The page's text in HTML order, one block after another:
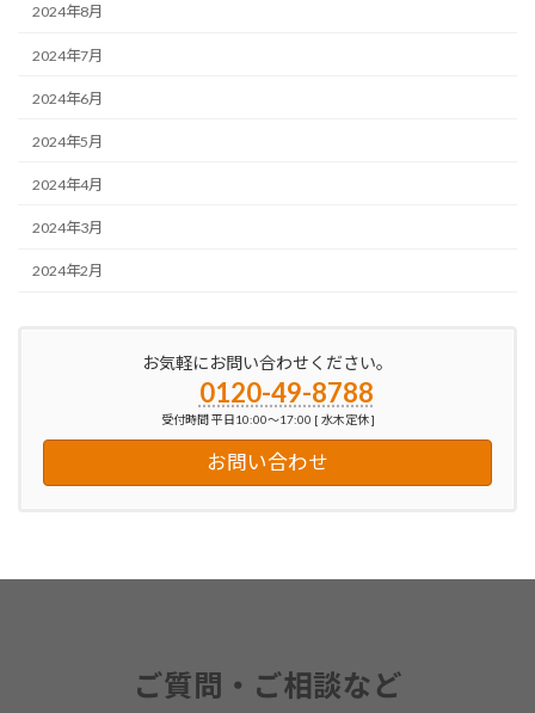
2024年8月
2024年7月
2024年6月
2024年5月
2024年4月
2024年3月
2024年2月
お気軽にお問い合わせください。
0120-49-8788
受付時間 平日10:00～17:00 [ 水木定休 ]
お問い合わせ
ご質問・ご相談など